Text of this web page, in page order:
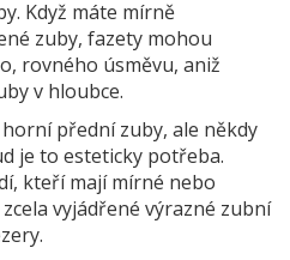
Když máte mírně
zuby, fazety mohou
rovného úsměvu, aniž
v hloubce.
přední zuby, ale někdy
je to esteticky potřeba.
kteří mají mírné nebo
vyjádřené výrazné zubní